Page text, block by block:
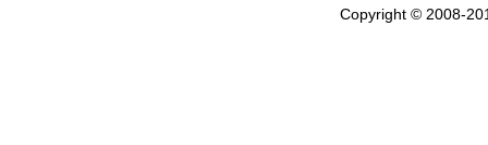
Copyright © 2008-